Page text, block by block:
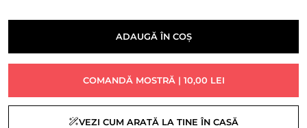
ADAUGĂ ÎN COȘ
COMANDĂ MOSTRĂ | 10,00 LEI
VEZI CUM ARATĂ LA TINE ÎN CASĂ